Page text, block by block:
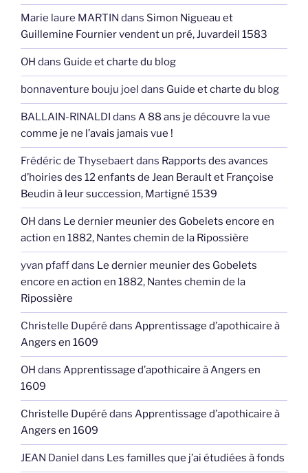
Marie laure MARTIN dans Simon Nigueau et
Guillemine Fournier vendent un pré, Juvardeil 1583
OH dans Guide et charte du blog
bonnaventure bouju joel dans Guide et charte du blog
BALLAIN-RINALDI dans A 88 ans je découvre la vue
comme je ne l’avais jamais vue !
Frédéric de Thysebaertdans Rapports des avances
d’hoiries des 12 enfants de Jean Berault et Françoise
Beudin à leur succession, Martigné 1539
OH dans Le dernier meunier des Gobelets encore en
action en 1882, Nantes chemin de la Ripossière
yvan pfaffdans Le dernier meunier des Gobelets
encore en action en 1882, Nantes chemin de la
Ripossière
Christelle Dupéré dans Apprentissage d’apothicaire à
Angers en 1609
OH dans Apprentissage d’apothicaire à Angers en
1609
Christelle Dupéré dans Apprentissage d’apothicaire à
Angers en 1609
JEAN Daniel dans Les familles que j’ai étudiées à fonds